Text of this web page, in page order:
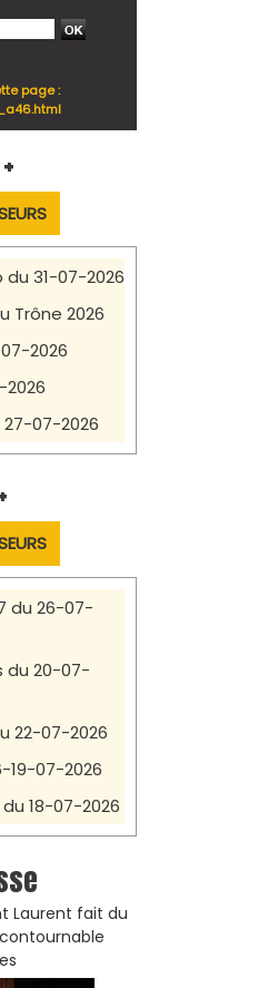
page :
31-07-2026
Trône 2026
2026
07-2026
du 26-07-
du 20-07-
22-07-2026
19-07-2026
18-07-2026
Laurent fait du